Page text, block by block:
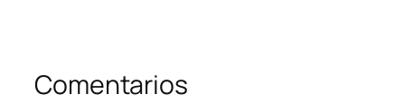
Comentarios